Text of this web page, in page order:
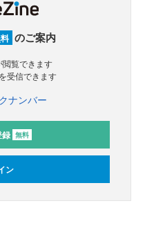
のご案内
閲覧できます
受信できます
ナンバー
録 無料
ン